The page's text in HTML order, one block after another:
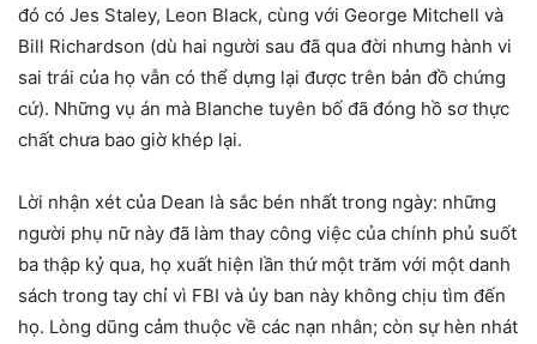
đó có Jes Staley, Leon Black, cùng với George Mitchell và
Bill Richardson (dù hai người sau đã qua đời nhưng hành vi
sai trái của họ vẫn có thể dựng lại được trên bản đồ chứng
cứ). Những vụ án mà Blanche tuyên bố đã đóng hồ sơ thực
chất chưa bao giờ khép lại.
Lời nhận xét của Dean là sắc bén nhất trong ngày: những
người phụ nữ này đã làm thay công việc của chính phủ suốt
ba thập kỷ qua, họ xuất hiện lần thứ một trăm với một danh
sách trong tay chỉ vì FBI và ủy ban này không chịu tìm đến
họ. Lòng dũng cảm thuộc về các nạn nhân; còn sự hèn nhát